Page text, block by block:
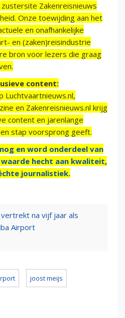
Zakenreisnieuws
Onze toewijding aan het
en onafhankelijke
en (zaken)reisindustrie
bron voor lezers die graag
content:
Luchtvaartnieuws.nl,
en Zakenreisnieuws.nl krijg
content en jarenlange
stap voorsprong geeft.
en word onderdeel van
waarde hecht aan kwaliteit,
journalistiek.
na vijf jaar als
Airport
joost meijs